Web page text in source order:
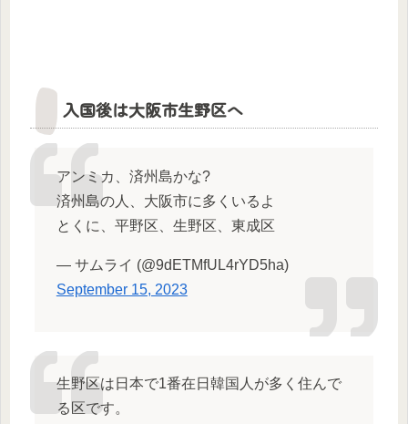
入国後は大阪市生野区へ
アンミカ、済州島かな?
済州島の人、大阪市に多くいるよ
とくに、平野区、生野区、東成区
— サムライ (@9dETMfUL4rYD5ha)
September 15, 2023
生野区は日本で1番在日韓国人が多く住んで
る区です。